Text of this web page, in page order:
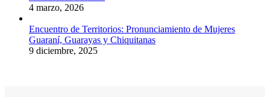
4 marzo, 2026
Encuentro de Territorios: Pronunciamiento de Mujeres
Guaraní, Guarayas y Chiquitanas
9 diciembre, 2025